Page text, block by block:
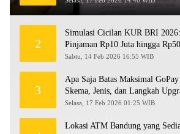
2
Simulasi Cicilan KUR BRI
Pinjaman Rp10 Juta hingga
Sabtu, 14 Feb 2026 16:55 WIB
3
Apa Saja Batas Maksimal
Skema, Jenis, dan Langkah
Selasa, 17 Feb 2026 01:25 WIB
Lokasi ATM Bandung yang